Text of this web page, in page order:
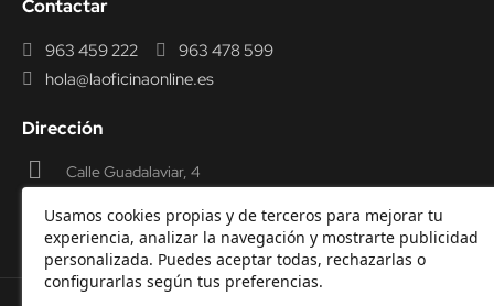
Usamos cookies propias y de terceros para mejorar tu
experiencia, analizar la navegación y mostrarte publicidad
personalizada. Puedes aceptar todas, rechazarlas o
configurarlas según tus preferencias.
Contactar
963 459 222
963 478 599
hola@laoficinaonline.es
Dirección
Calle Guadalaviar, 4